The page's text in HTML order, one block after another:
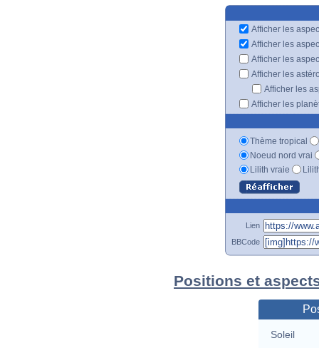
Afficher les
Afficher les
Afficher les
Afficher les
Afficher les
Afficher les
Thème tropical
Noeud nord vrai
Lilith vraie
Lien
BBCode
Positions et
Soleil